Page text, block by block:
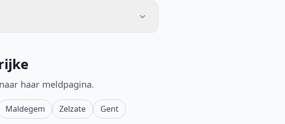
haar meldpagina.
Maldegem Zelzate Gent